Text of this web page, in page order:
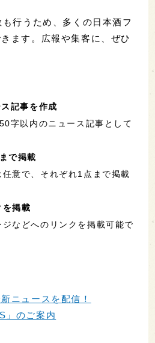
行うため、多くの日本酒フ
ます。広報や集客に、ぜひ
記事を作成
字以内のニュース記事として
で掲載
意で、それぞれ1点まで掲載
を掲載
などへのリンクを掲載可能で
ニュースを配信！
」のご案内